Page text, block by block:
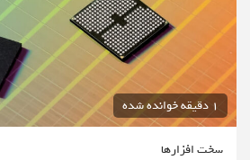
1 دقیقه خوانده شده
سخت افزارها